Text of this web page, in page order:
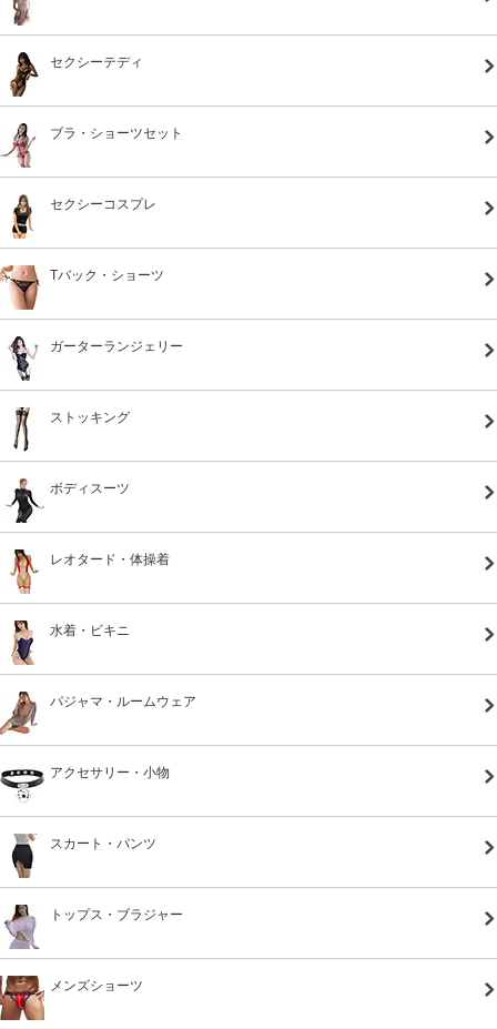
セクシーテディ
ブラ・ショーツセット
セクシーコスプレ
Tバック・ショーツ
ガーターランジェリー
ストッキング
ボディスーツ
レオタード・体操着
水着・ビキニ
パジャマ・ルームウェア
アクセサリー・小物
スカート・パンツ
トップス・ブラジャー
メンズショーツ